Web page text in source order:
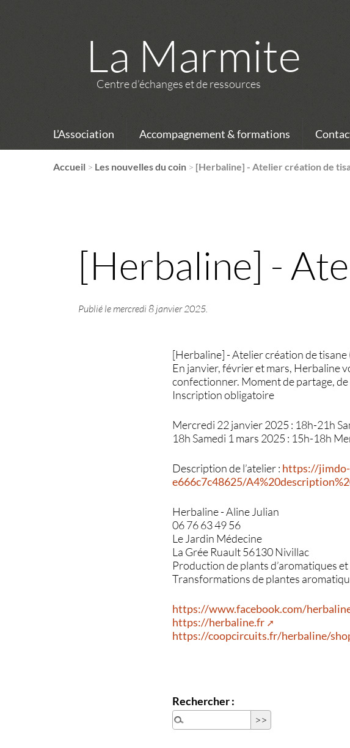
La Marmite
Centre d’échanges et de ressources
L’Association Accompagnement & formations
Accueil > Les nouvelles du coin > [Herbaline] - Atelier création de
[Herbaline] -
Publié le mercredi 8 janvier 2025.
[Herbaline] - Atelier création de tisane
En janvier, février et mars, Herbaline
confectionner. Moment de partage,
Inscription obligatoire
Mercredi 22 janvier 2025 : 18h-21h
18h Samedi 1 mars 2025 : 15h-18h
Description de l’atelier : https://jimdo-
e666c7c48625/
Herbaline - Aline Julian
06 76 63 49 56
Le Jardin Médecine
La Grée Ruault 56130 Nivillac
Production de plants d’aromatiques
Transformations de plantes
https://www.facebook.com/
https://herbaline.fr
https://coopcircuits.fr/herbaline/
Rechercher :